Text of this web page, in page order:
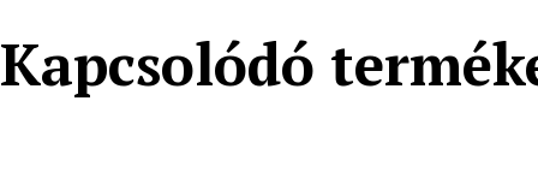
Kapcsolódó